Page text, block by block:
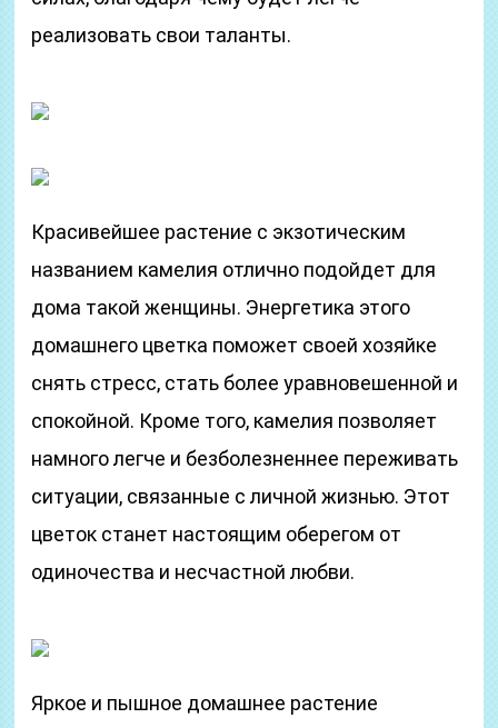
реализовать свои таланты.
Красивейшее растение с экзотическим
названием камелия отлично подойдет для
дома такой женщины. Энергетика этого
домашнего цветка поможет своей хозяйке
снять стресс, стать более уравновешенной и
спокойной. Кроме того, камелия позволяет
намного легче и безболезненнее переживать
ситуации, связанные с личной жизнью. Этот
цветок станет настоящим оберегом от
одиночества и несчастной любви.
Яркое и пышное домашнее растение